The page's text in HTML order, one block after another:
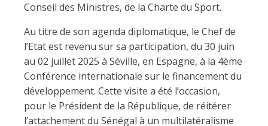
Conseil des Ministres, de la Charte du Sport.
Au titre de son agenda diplomatique, le Chef de
l’Etat est revenu sur sa participation, du 30 juin
au 02 juillet 2025 à Séville, en Espagne, à la 4ème
Conférence internationale sur le financement du
développement. Cette visite a été l’occasion,
pour le Président de la République, de réitérer
l’attachement du Sénégal à un multilatéralisme